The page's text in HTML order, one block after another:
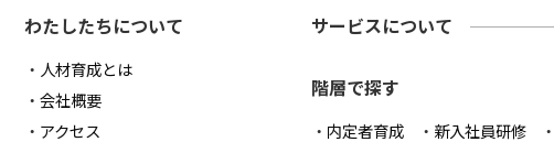
わたしたちについて
人材育成とは
会社概要
アクセス
サービスについて
階層で探す
内定者育成 新入社員研修